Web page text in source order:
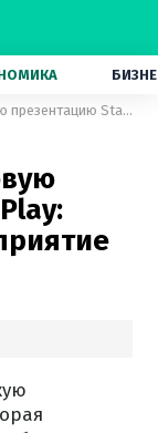
Sony анонсировала новую презентацию State of Play: когда состоится мероприятие